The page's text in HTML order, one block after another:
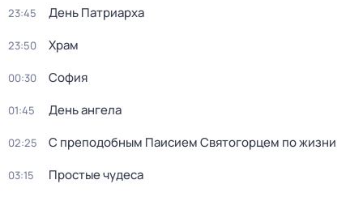
23:45 День Патриарха
23:50 Храм
00:30 София
01:45 День ангела
02:25 С преподобным Паисием Святогорцем по жизни
03:15 Простые чудеса